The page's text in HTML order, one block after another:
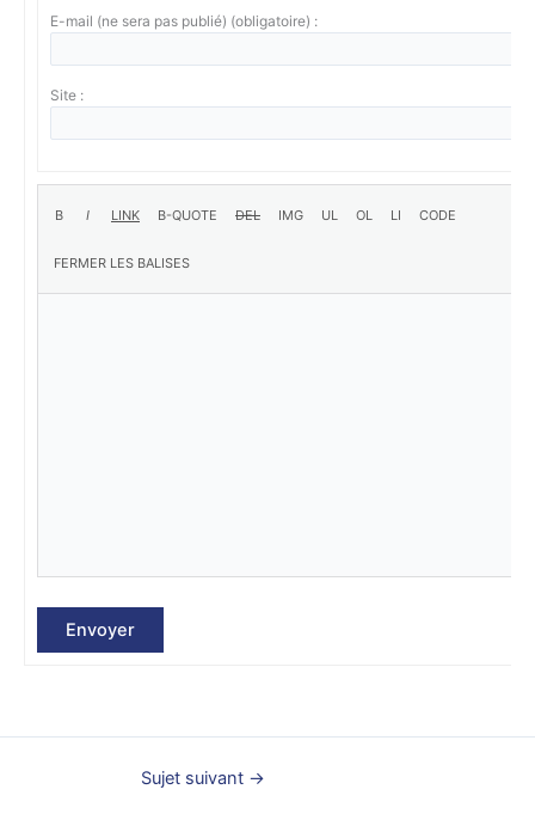
E-mail (ne sera pas publié) (obligatoire) :
Site :
Envoyer
Sujet suivant →